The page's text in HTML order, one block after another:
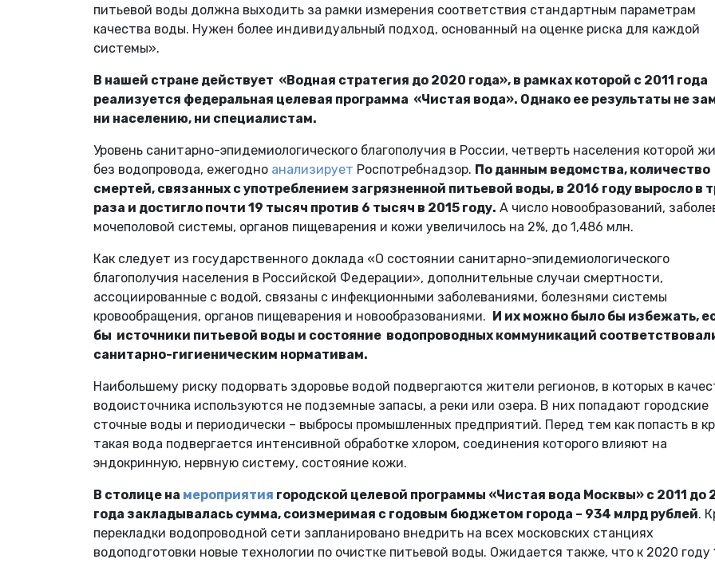
питьевой воды должна выходить за рамки измерения соответствия стандартным параметрам
качества воды. Нужен более индивидуальный подход, основанный на оценке риска для каждой
системы».
В нашей стране действует «Водная стратегия до 2020 года», в рамках которой с 2011 года
реализуется федеральная целевая программа «Чистая вода». Однако ее результаты не
ни населению, ни специалистам.
Уровень санитарно-эпидемиологического благополучия в России, четверть населения которой
без водопровода, ежегодно анализирует Роспотребнадзор. По данным ведомства, количество
смертей, связанных с употреблением загрязненной питьевой воды, в 2016 году выросло в
раза и достигло почти 19 тысяч против 6 тысяч в 2015 году. А число новообразований,
мочеполовой системы, органов пищеварения и кожи увеличилось на 2%, до 1,486 млн.
Как следует из государственного доклада «О состоянии санитарно-эпидемиологического
благополучия населения в Российской Федерации», дополнительные случаи смертности,
ассоциированные с водой, связаны с инфекционными заболеваниями, болезнями системы
кровообращения, органов пищеварения и новообразованиями.
И их можно было бы избежать,
бы источники питьевой воды и состояние водопроводных коммуникаций
санитарно-гигиеническим нормативам.
Наибольшему риску подорвать здоровье водой подвергаются жители регионов, в которых в
водоисточника используются не подземные запасы, а реки или озера. В них попадают городские
сточные воды и периодически – выбросы промышленных предприятий. Перед тем как попасть в
такая вода подвергается интенсивной обработке хлором, соединения которого влияют на
эндокринную, нервную систему, состояние кожи.
В столице на мероприятия городской целевой программы «Чистая вода Москвы» с 2011 до
года закладывалась сумма, соизмеримая с годовым бюджетом города – 934 млрд рублей.
перекладки водопроводной сети запланировано внедрить на всех московских станциях
водоподготовки новые технологии по очистке питьевой воды. Ожидается также, что к 2020 году